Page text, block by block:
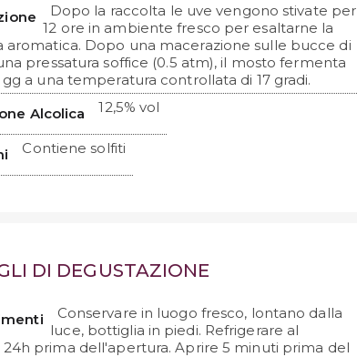
Dopo la raccolta le uve vengono stivate per
12 ore in ambiente fresco per esaltarne la
aromatica. Dopo una macerazione sulle bucce di
pressatura soffice (0.5 atm), il mosto fermenta
gg a una temperatura controllata di 17 gradi.
Alcolica
12,5% vol
Contiene solfiti
DI DEGUSTAZIONE
Conservare in luogo fresco, lontano dalla
luce, bottiglia in piedi. Refrigerare al
24h prima dell'apertura. Aprire 5 minuti prima del